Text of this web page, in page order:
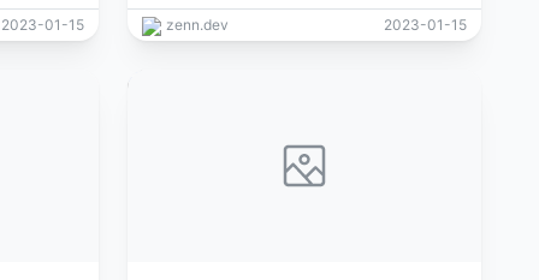
2023-01-15 zenn.dev 2023-01-15